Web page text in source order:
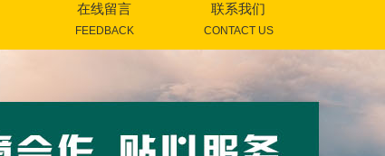
在线留言
FEEDBACK
联系我们
CONTACT US